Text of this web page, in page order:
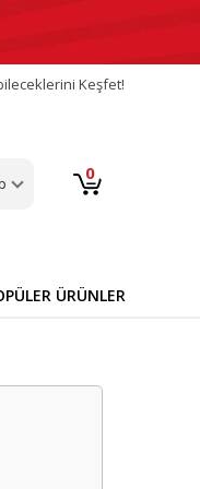
Keşfet!
0
ÜRÜNLER